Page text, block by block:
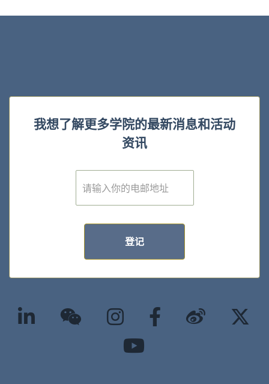
我想了解更多学院的最新消息和活动
资讯
E
m
登记